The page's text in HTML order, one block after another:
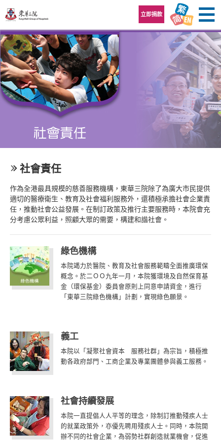
立即捐款
社會責任
作為全港最具規模的慈善服務機構，東華三院除了為廣大市民提供
適切的醫療衛生、教育及社會福利服務外，還積極承擔社會企業責
任，推動社會公益發展。在制訂政策及推行主要服務時，本院會充
分考慮公眾利益，照顧大眾的需要，構建和諧社會。
綠色機構
本院竭力於醫院、教育及社會服務範疇全面推廣環保
概念。於二ＯＯ九年一月，本院獲環境及自然保育基
金（環保基金）委員會原則上同意申請資金，進行
「東華三院綠色機構」計劃，實現綠色願景。
義工
本院以「凝聚社會資本 服務社群」為宗旨，積極推
動各政府部門、工商企業及專業團體參與義工服務。
社會持續發展
本院一直提倡人人平等的理念，除制訂推動殘疾人士
的就業政策外，亦優先聘用殘疾人士。同時，本院開
辦不同的社會企業，為弱勢社群創造就業機會，促進